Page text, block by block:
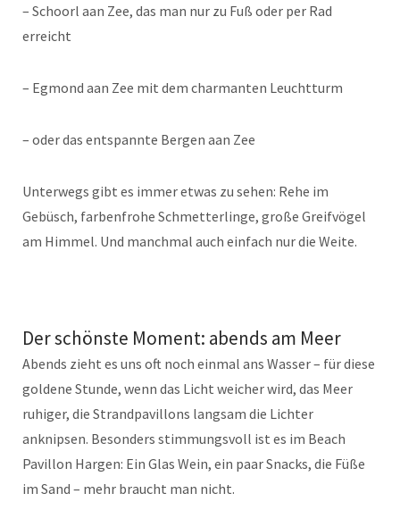
– Schoorl aan Zee, das man nur zu Fuß oder per Rad
erreicht
– Egmond aan Zee mit dem charmanten Leuchtturm
– oder das entspannte Bergen aan Zee
Unterwegs gibt es immer etwas zu sehen: Rehe im
Gebüsch, farbenfrohe Schmetterlinge, große Greifvögel
am Himmel. Und manchmal auch einfach nur die Weite.
Der schönste Moment: abends am Meer
Abends zieht es uns oft noch einmal ans Wasser – für diese
goldene Stunde, wenn das Licht weicher wird, das Meer
ruhiger, die Strandpavillons langsam die Lichter
anknipsen. Besonders stimmungsvoll ist es im Beach
Pavillon Hargen: Ein Glas Wein, ein paar Snacks, die Füße
im Sand – mehr braucht man nicht.